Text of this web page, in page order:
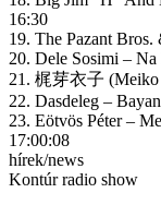
16:30
19. The Pazant
20. Dele Sosimi –
21. 梶芽衣子
22. Dasdeleg –
23. Eötvös Péter –
17:00:08
hírek/news
Kontúr radio show